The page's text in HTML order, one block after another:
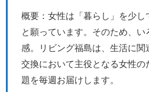
概要：女性は「暮らし」を少し
と願っています。そのため、
感。リビング福島は、生活に関
交換において主役となる女性の
題を毎週お届けします。